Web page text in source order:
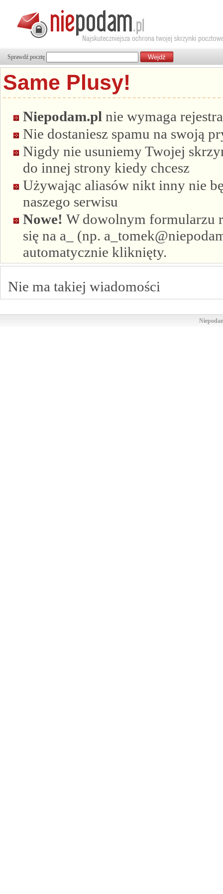
Sprawdź pocztę
Same Plusy!
Niepodam.pl nie wymaga
Nie dostaniesz spamu na swoją
Nigdy nie usuniemy Twojej
do innej strony kiedy chcesz
Używając aliasów nikt inny nie
naszego serwisu
Nowe! W dowolnym formularzu
się na a_ (np.
automatycznie kliknięty.
Nie ma takiej wiadomości